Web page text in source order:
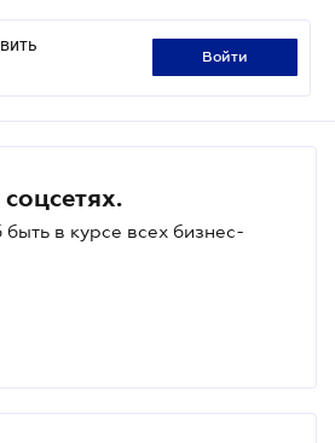
войти
в курсе всех бизнес-